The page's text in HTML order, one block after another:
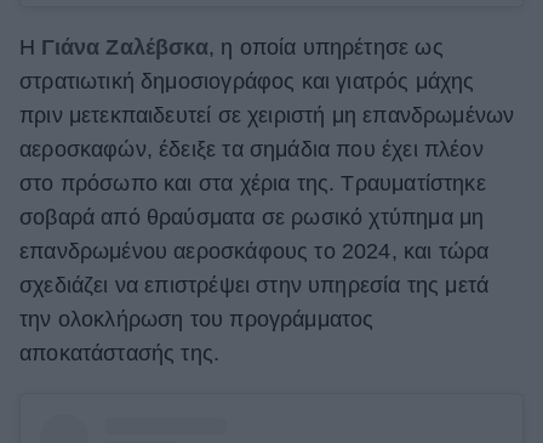
Η Γιάνα Ζαλέβσκα, η οποία υπηρέτησε ως
στρατιωτική δημοσιογράφος και γιατρός μάχης
πριν μετεκπαιδευτεί σε χειριστή μη επανδρωμένων
αεροσκαφών, έδειξε τα σημάδια που έχει πλέον
στο πρόσωπο και στα χέρια της. Τραυματίστηκε
σοβαρά από θραύσματα σε ρωσικό χτύπημα μη
επανδρωμένου αεροσκάφους το 2024, και τώρα
σχεδιάζει να επιστρέψει στην υπηρεσία της μετά
την ολοκλήρωση του προγράμματος
αποκατάστασής της.